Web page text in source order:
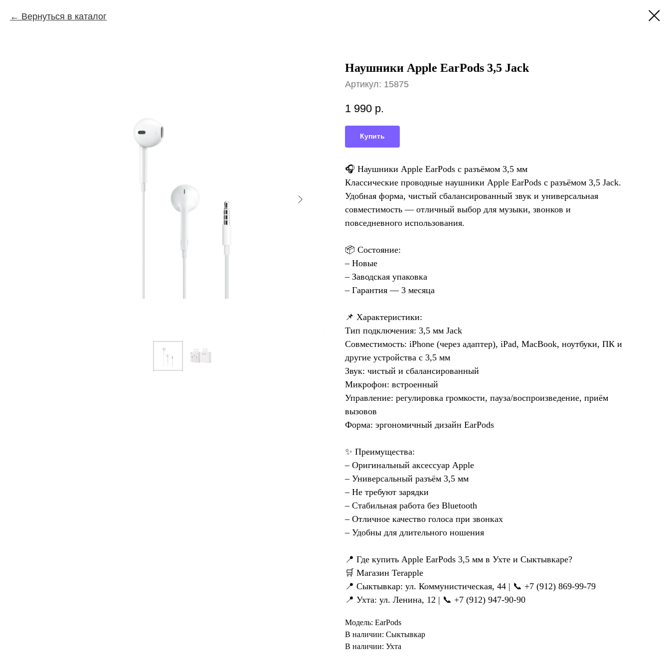
Вернуться в каталог
Наушники Apple EarPods 3,5 Jack
Артикул: 15875
1 990 р.
Купить
🎧 Наушники Apple EarPods с разъёмом 3,5 мм
Классические проводные наушники Apple EarPods с разъёмом 3,5 Jack.
Удобная форма, чистый сбалансированный звук и универсальная
совместимость — отличный выбор для музыки, звонков и
повседневного использования.
📦 Состояние:
– Новые
– Заводская упаковка
– Гарантия — 3 месяца
📌 Характеристики:
Тип подключения: 3,5 мм Jack
Совместимость: iPhone (через адаптер), iPad, MacBook, ноутбуки, ПК и
другие устройства с 3,5 мм
Звук: чистый и сбалансированный
Микрофон: встроенный
Управление: регулировка громкости, пауза/воспроизведение, приём
вызовов
Форма: эргономичный дизайн EarPods
✨ Преимущества:
– Оригинальный аксессуар Apple
– Универсальный разъём 3,5 мм
– Не требуют зарядки
– Стабильная работа без Bluetooth
– Отличное качество голоса при звонках
– Удобны для длительного ношения
📍 Где купить Apple EarPods 3,5 мм в Ухте и Сыктывкаре?
🛒 Магазин Terapple
📍 Сыктывкар: ул. Коммунистическая, 44 | 📞 +7 (912) 869-99-79
📍 Ухта: ул. Ленина, 12 | 📞 +7 (912) 947-90-90
Модель: EarPods
В наличии: Сыктывкар
В наличии: Ухта